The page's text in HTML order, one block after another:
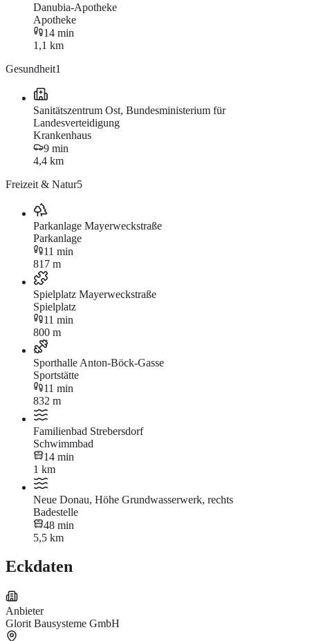
Danubia-Apotheke
Apotheke
14 min
1,1 km
Gesundheit1
Sanitätszentrum Ost, Bundesministerium für
Landesverteidigung
Krankenhaus
9 min
4,4 km
Freizeit & Natur5
Parkanlage Mayerweckstraße
Parkanlage
11 min
817 m
Spielplatz Mayerweckstraße
Spielplatz
11 min
800 m
Sporthalle Anton-Böck-Gasse
Sportstätte
11 min
832 m
Familienbad Strebersdorf
Schwimmbad
14 min
1 km
Neue Donau, Höhe Grundwasserwerk, rechts
Badestelle
48 min
5,5 km
Eckdaten
Anbieter
Glorit Bausysteme GmbH